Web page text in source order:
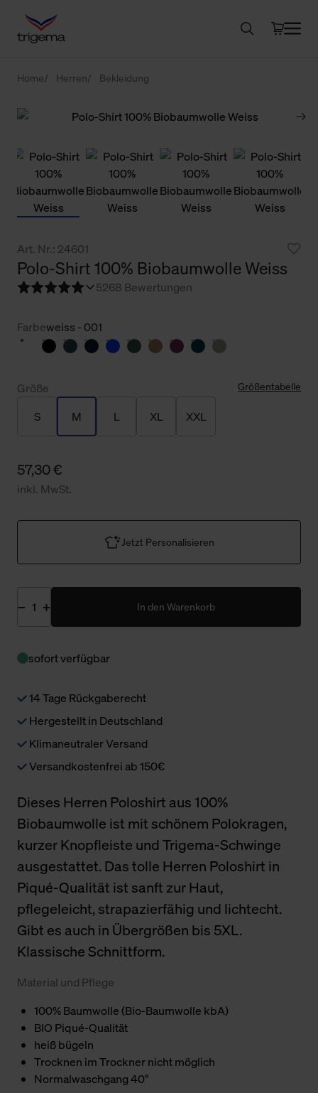
Home Herren Bekleidung
Art. Nr.: 24601
Polo-Shirt 100% Biobaumwolle Weiss
5268 Bewertungen
Farbeweiss - 001
Größe Größentabelle
S M L XL XXL
57,30 €
inkl. MwSt.
Jetzt Personalisieren
In den Warenkorb
sofort verfügbar
14 Tage Rückgaberecht
Hergestellt in Deutschland
Klimaneutraler Versand
Versandkostenfrei ab 150€
Dieses Herren Poloshirt aus 100%
Biobaumwolle ist mit schönem Polokragen,
kurzer Knopfleiste und Trigema-Schwinge
ausgestattet. Das tolle Herren Poloshirt in
Piqué-Qualität ist sanft zur Haut,
pflegeleicht, strapazierfähig und lichtecht.
Gibt es auch in Übergrößen bis 5XL.
Klassische Schnittform.
Material und Pflege
100% Baumwolle (Bio-Baumwolle kbA)
BIO Piqué-Qualität
heiß bügeln
Trocknen im Trockner nicht möglich
Normalwaschgang 40°